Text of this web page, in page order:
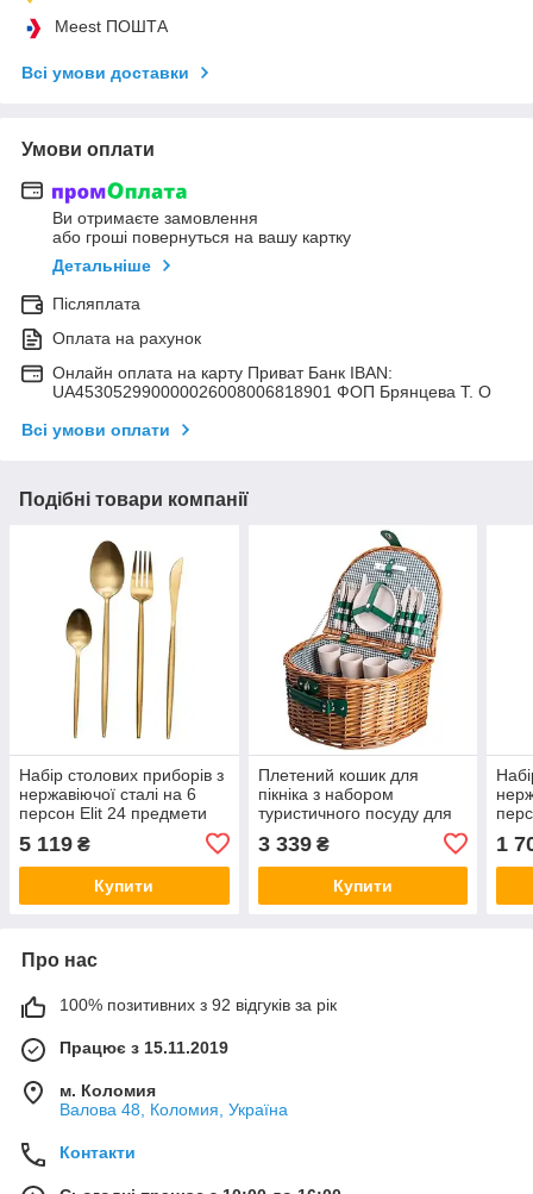
Meest ПОШТА
Всі умови доставки
Умови оплати
Ви отримаєте замовлення
або гроші повернуться на вашу картку
Детальніше
Післяплата
Оплата на рахунок
Онлайн оплата на карту Приват Банк IBAN:
UA453052990000026008006818901 ФОП Брянцева Т. О
Всі умови оплати
Подібні товари компанії
Набір столових приборів з
нержавіючої сталі на 6
персон Elit 24 предмети
матове золото
5 119 ₴
Купити
Плетений кошик для
пікніка з набором
туристичного посуду для
41*31*22 см
3 339₴
Купити
1
Про нас
100% позитивних з 92 відгуків за рік
Працює з 15.11.2019
м. Коломия
Валова 48, Коломия, Україна
Контакти